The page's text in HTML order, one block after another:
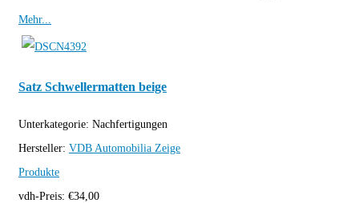
Mehr...
Satz Schwellermatten beige
Unterkategorie: Nachfertigungen
Hersteller: VDB Automobilia Zeige
Produkte
vdh-Preis: €34,00